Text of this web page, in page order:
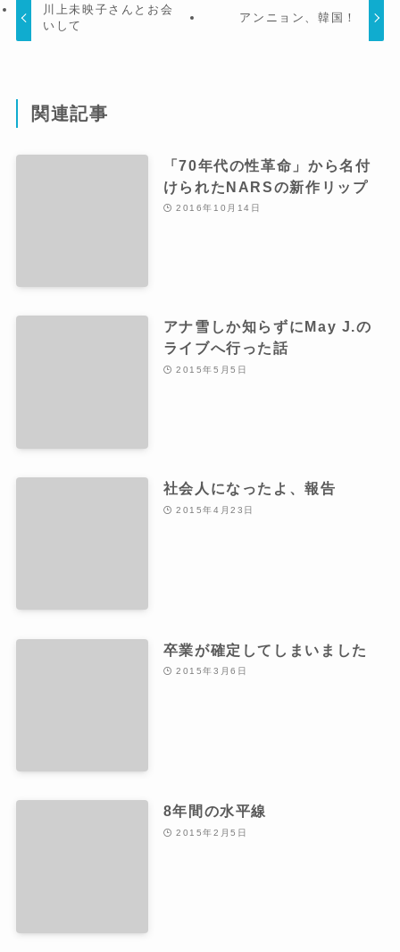
川上未映子さんとお会
いして
アンニョン、韓国！
関連記事
「70年代の性革命」から名付
けられたNARSの新作リップ
2016年10月14日
アナ雪しか知らずにMay J.の
ライブへ行った話
2015年5月5日
社会人になったよ、報告
2015年4月23日
卒業が確定してしまいました
2015年3月6日
8年間の水平線
2015年2月5日